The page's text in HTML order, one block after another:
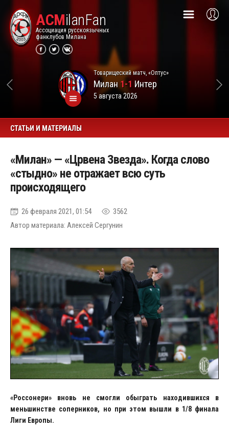
ACMilanFan
Ассоциация русскоязычных
фанклубов Милана
Товарищеский матч, «Оптус»
Милан1-1 Интер
5 августа 2026
СТАТЬИ И МАТЕРИАЛЫ
«Милан» — «Црвена Звезда». Когда слово
«стыдно» не отражает всю суть
происходящего
26 февраля 2021, 01:54
3562
Автор материала: Алексей Сергунин
«Россонери» вновь не смогли обыграть находившихся в
меньшинстве соперников, но при этом вышли в 1/8 финала
Лиги Европы.